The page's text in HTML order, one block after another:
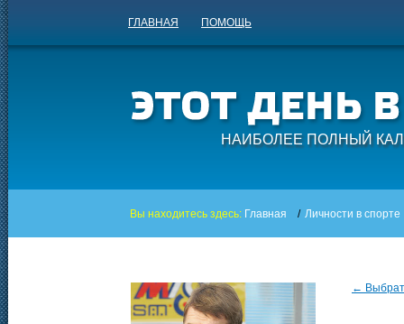
ГЛАВНАЯ ПОМОЩЬ
НАИБОЛЕЕ ПОЛНЫЙ
Вы находитесь здесь: Главная / Личности в спорте
←